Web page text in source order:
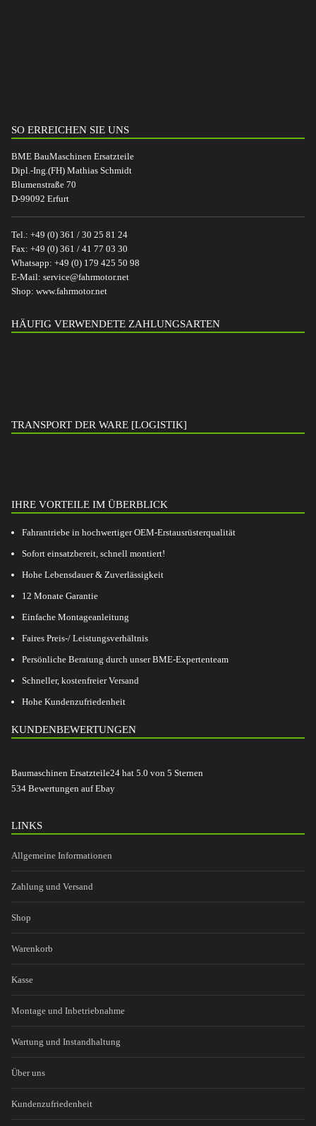
SO ERREICHEN SIE UNS
BME BauMaschinen Ersatzteile
Dipl.-Ing.(FH) Mathias Schmidt
Blumenstraße 70
D-99092 Erfurt
Tel.: +49 (0) 361 / 30 25 81 24
Fax: +49 (0) 361 / 41 77 03 30
Whatsapp: +49 (0) 179 425 50 98
E-Mail: service@fahrmotor.net
Shop: www.fahrmotor.net
HÄUFIG VERWENDETE ZAHLUNGSARTEN
TRANSPORT DER WARE [LOGISTIK]
IHRE VORTEILE IM ÜBERBLICK
Fahrantriebe in hochwertiger OEM-Erstausrüsterqualität
Sofort einsatzbereit, schnell montiert!
Hohe Lebensdauer & Zuverlässigkeit
12 Monate Garantie
Einfache Montageanleitung
Faires Preis-/ Leistungsverhältnis
Persönliche Beratung durch unser BME-Expertenteam
Schneller, kostenfreier Versand
Hohe Kundenzufriedenheit
KUNDENBEWERTUNGEN
Baumaschinen Ersatzteile24 hat 5.0 von 5 Sternen
534 Bewertungen auf Ebay
LINKS
Allgemeine Informationen
Zahlung und Versand
Shop
Warenkorb
Kasse
Montage und Inbetriebnahme
Wartung und Instandhaltung
Über uns
Kundenzufriedenheit